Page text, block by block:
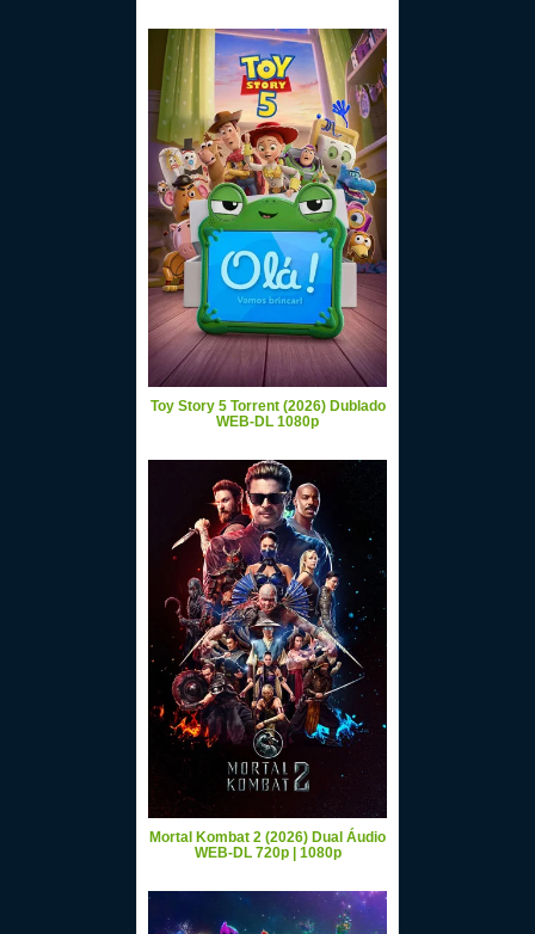
Toy Story 5 Torrent (2026) Dublado
WEB-DL 1080p
Mortal Kombat 2 (2026) Dual Áudio
WEB-DL 720p | 1080p